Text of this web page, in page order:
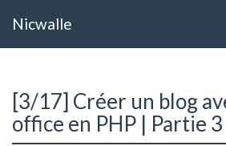
Nicwalle
[3/17] Créer un blog
office en PHP | Partie 3